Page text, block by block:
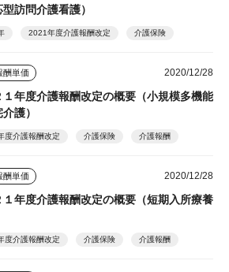
訪問介護看護）
2021年度介護報酬改定 介護保険
酬単価 2020/12/28
１年度介護報酬改定の概要（小規模多機能
護）
度介護報酬改定 介護保険 介護報酬
酬単価 2020/12/28
１年度介護報酬改定の概要（短期入所療養
度介護報酬改定 介護保険 介護報酬